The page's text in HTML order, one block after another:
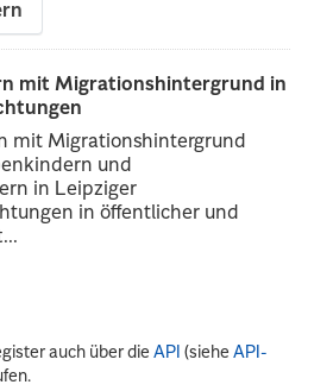
mit Migrationshintergrund in
mit Migrationshintergrund
und
in Leipziger
in öffentlicher und
auch über dieAPI (sieheAPI-